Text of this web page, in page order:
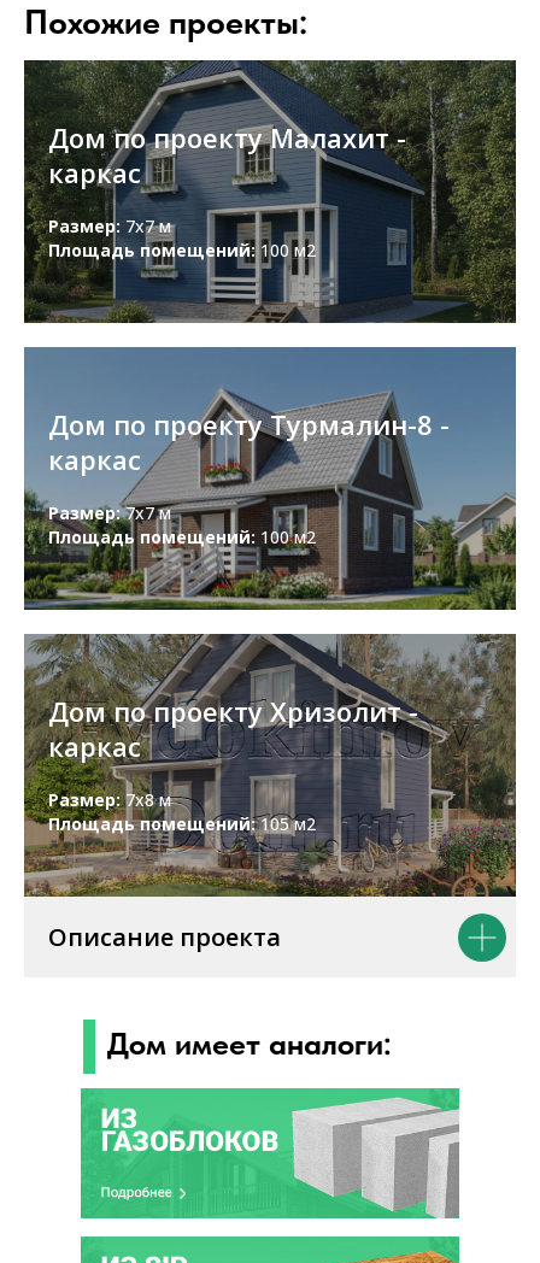
Похожие проекты:
Дом по проекту Малахит -
каркас
Размер: 7х7 м
Площадь помещений: 100 м2
Дом по проекту Турмалин-8 -
каркас
Размер:7х7 м
Площадь помещений: 100 м2
Дом по проекту Хризолит -
каркас
Размер:7х8 м
Площадь помещений:105 м2
Описание проекта
Дом имеет аналоги: